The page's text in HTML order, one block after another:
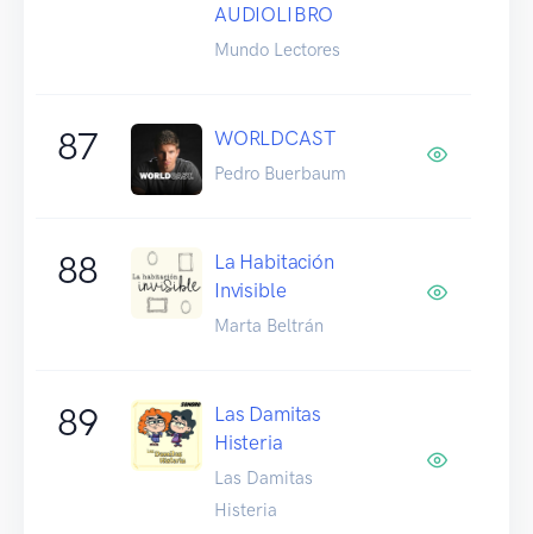
AUDIOLIBRO
Mundo Lectores
87 WORLDCAST
Pedro Buerbaum
88
La Habitación
Invisible
Marta Beltrán
89
Las Damitas
Histeria
Las Damitas
Histeria